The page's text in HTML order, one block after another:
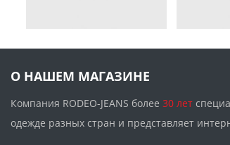
О НАШЕМ МАГАЗИНЕ
Компания RODEO-JEANS более 30 лет
одежде разных стран и представляет